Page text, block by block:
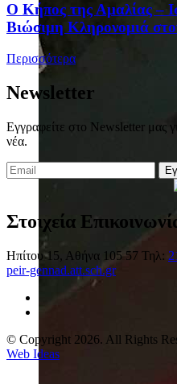
Ο Κήπος της Αμαλίας –
Βιώσιμη Κληρονομιά
Περισσότερα
Newsletter
Εγγραφείτε στο Newsletter μας
νέα.
Στοιχεία
Ηπίτου 15, Αθήνα 105 57 Τηλ:
peir-gennad.att.sch.gr
© Copyright 2026. All Rights
Web Ideas